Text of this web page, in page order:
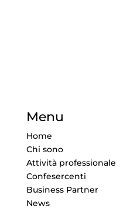
Menu
Home
Chi sono
Attività professionale
Confesercenti
Business Partner
News